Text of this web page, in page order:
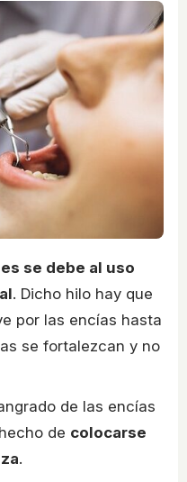
se debe al uso
. Dicho hilo hay que
por las encías hasta
se fortalezcan y no
de las encías
de colocarse
.